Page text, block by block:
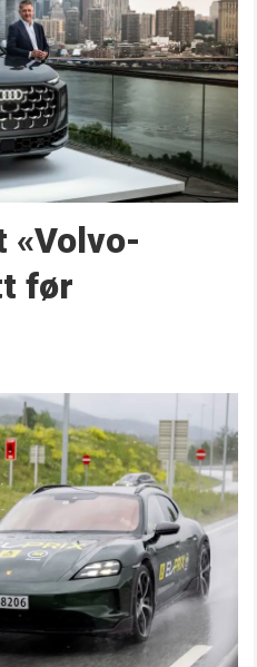
«Volvo-
før